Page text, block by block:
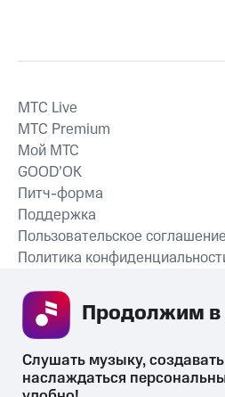
СКАЧАТЬ
MTС Live
MTС Premium
Мой МТС
GOOD’OK
Питч-форма
Поддержка
Пользовательское соглашение
Политика
Слушать музыку,
наслаждаться